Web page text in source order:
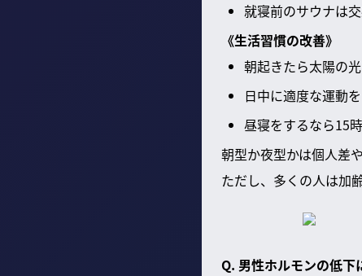
就寝前のサウナは
《生活習慣の改善》
朝起きたら太陽の
日中に適度な運動
昼寝をするなら15
朝型か夜型かは個人差
ただし、多くの人は加
Q. 男性ホルモンの低下